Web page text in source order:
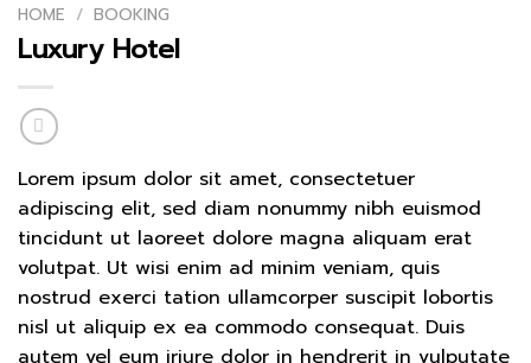
HOME / BOOKING
Luxury Hotel
Lorem ipsum dolor sit amet, consectetuer
adipiscing elit, sed diam nonummy nibh euismod
tincidunt ut laoreet dolore magna aliquam erat
volutpat. Ut wisi enim ad minim veniam, quis
nostrud exerci tation ullamcorper suscipit lobortis
nisl ut aliquip ex ea commodo consequat. Duis
autem vel eum iriure dolor in hendrerit in vulputate